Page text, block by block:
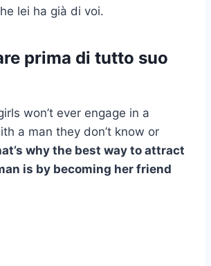
lei ha già di voi.
prima di tutto suo
won’t ever engage in a
a man they don’t know or
why the best way to attract
is by becoming her friend